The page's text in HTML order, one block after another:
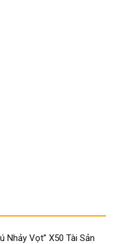
Nhảy Vọt” X50 Tài Sản